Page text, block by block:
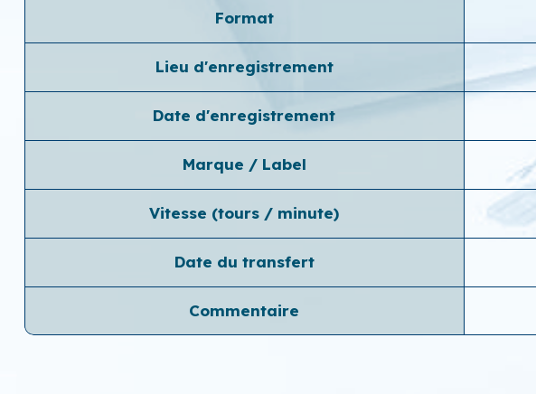
Format
Lieu d'enregistrement
Date d'enregistrement
Marque / Label
Vitesse (tours / minute)
Date du transfert
Commentaire